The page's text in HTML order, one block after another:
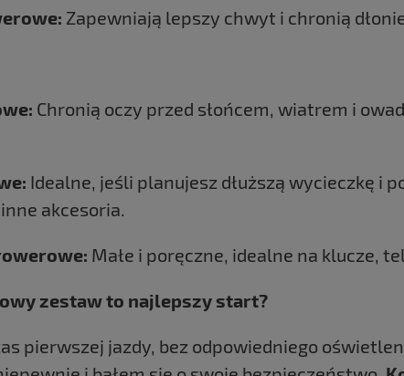
Zapewniają lepszy chwyt i chronią
Chronią oczy przed słońcem, wiatrem i
Idealne, jeśli planujesz dłuższą wycieczkę i
akcesoria.
Małe i poręczne, idealne na klucze,
zestaw to najlepszy start?
pierwszej jazdy, bez odpowiedniego